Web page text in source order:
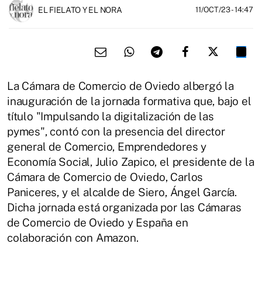
EL FIELATO Y EL NORA 11/OCT/23- 14:47
La Cámara de Comercio de Oviedo albergó la
inauguración de la jornada formativa que, bajo el
título "Impulsando la digitalización de las
pymes", contó con la presencia del director
general de Comercio, Emprendedores y
Economía Social, Julio Zapico, el presidente de la
Cámara de Comercio de Oviedo, Carlos
Paniceres, y el alcalde de Siero, Ángel García.
Dicha jornada está organizada por las Cámaras
de Comercio de Oviedo y España en
colaboración con Amazon.